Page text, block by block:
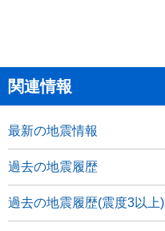
関連情報
最新の地震情報
過去の地震履歴
過去の地震履歴(震度3以上)